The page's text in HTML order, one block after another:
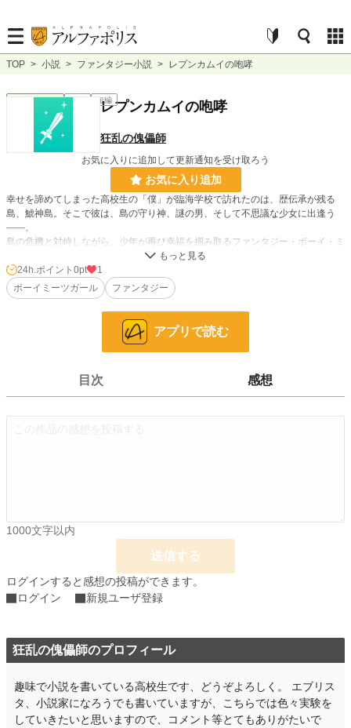
TOP > 小説 > ファンタジー小説 > レプンカムイの咆哮
ファンタジー 完結 短編
レプンカムイの咆哮
狂乱の傀儡師
お気に入りに追加して更新通知を受け取ろう
お気に入り追加
幸せを諦めてしまった高校生の「僕」が臨海学校で訪れたのは、歴伝承が残る
島、鯱神島。そこで彼は、島の守り神、謎の男、そして不思議な少女に出逢う
——。
島の危機と対峙しながら、少年が再び幸福を掴み取るファンタジー・ボーイ・ミ
※この作品に登場する呪術は、実在する概念を元に創作されたフィクションで
※この作品は「エブリスタ」「小説家になろう」にも掲載しています。
※20000字程度の中編を予定しています。
228,631 位 / 228,631 件
初回公開日時 2018.09.12 18:49
週間ポイント 0 pt (228,631 位)
年間ポイント 63 pt (152,240 位)
24h.ポイント 0pt
1
ボーイミーツガール
ファンタジー
アプリで読む
目次 感想
1000文字以内
送信する
ログインすると感想の投稿ができます。
ログイン
新規ユーザ登録
狂乱の傀儡師のプロフィール
趣味で小説を書いている高校生です、どうぞよろしく。 エブリス
タ、小説家になろうでも書いていますが、こちらでは色々実験を
していきたいと思いますので、コメント等とてもありがたいで